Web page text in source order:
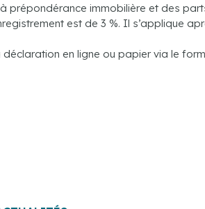
prépondérance immobilière et des
est de 3 %. Il s’applique
en ligne ou papier via le